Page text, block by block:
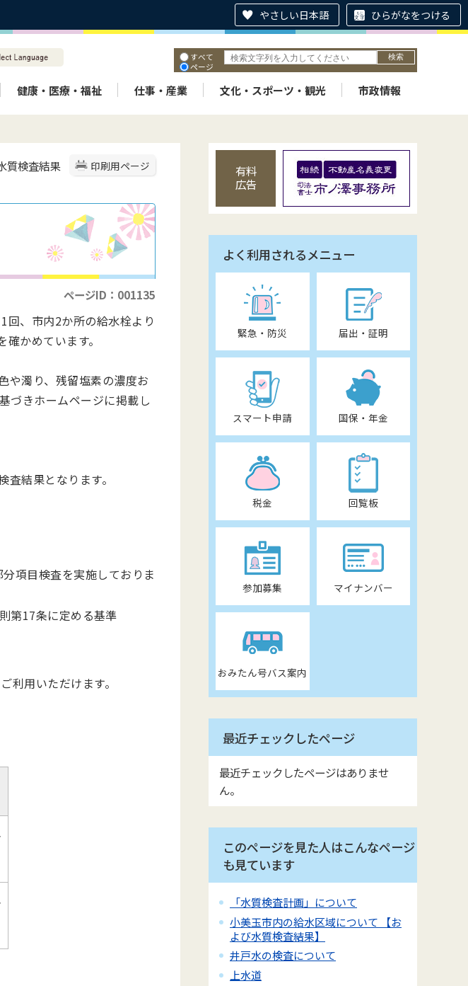
やさしい日本語 ひらがなをつける
すべて
ページ
健康・医療・福祉 仕事・産業 文化・スポーツ・観光 市政情報
印刷用ページ
質検査結果
ページID：001135
回、市内2か所の給水栓より
かめています。
や濁り、残留塩素の濃度お
づきホームページに掲載し
結果となります。
項目検査を実施しておりま
第17条に定める基準
利用いただけます。
有料
広告
よく利用されるメニュー
緊急・防災 届出・証明
スマート申請 国保・年金
税金 回覧板
参加募集 マイナンバー
おみたん号バス案内
最近チェックしたページ
最近チェックしたページはありませ
ん。
このページを見た人はこんなページ
も見ています
「水質検査計画」について
小美玉市内の給水区域について 【お
よび水質検査結果】
井戸水の検査について
上水道